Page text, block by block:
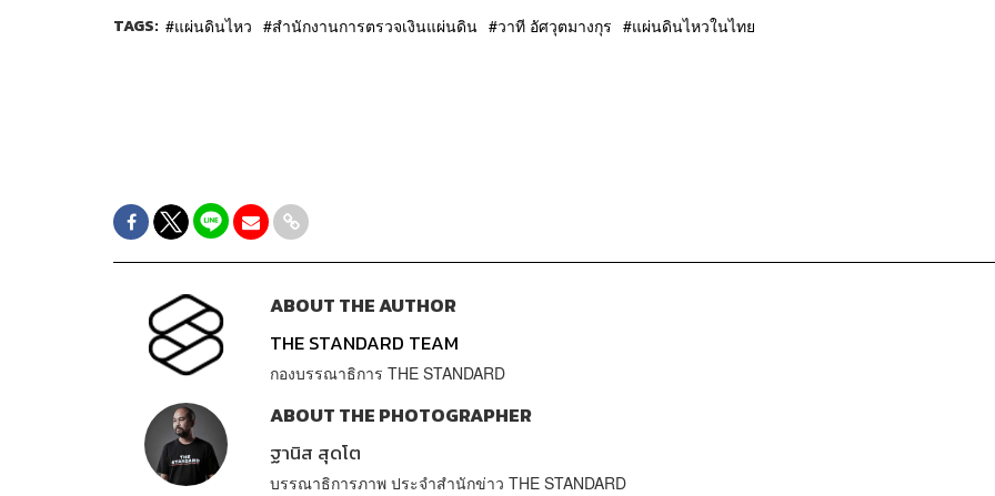
TAGS: แผ่นดินไหว สำนักงานการตรวจเงินแผ่นดิน วาที อัศวุตมางกุร แผ่นดินไหวในไทย
ABOUT THE AUTHOR
THE STANDARD TEAM
กองบรรณาธิการ THE STANDARD
ABOUT THE PHOTOGRAPHER
ฐานิส สุดโต
บรรณาธิการภาพ ประจำสำนักข่าว THE STANDARD